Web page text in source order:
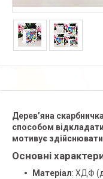
Дерев’яна
способом
мотивує
Основні
Матеріал: ХДФ